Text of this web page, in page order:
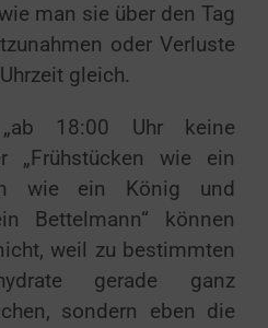
man sie über den Tag
oder Verluste
gleich.
18:00 Uhr keine
„Frühstücken wie ein
wie ein König und
Bettelmann“ können
weil zu bestimmten
gerade ganz
sondern eben die